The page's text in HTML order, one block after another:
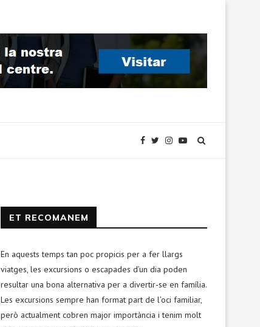
ET RECOMANEM
En aquests temps tan poc propicis per a fer llargs
viatges, les excursions o escapades d’un dia poden
resultar una bona alternativa per a divertir-se en família.
Les excursions sempre han format part de l’oci familiar,
però actualment cobren major importància i tenim molt